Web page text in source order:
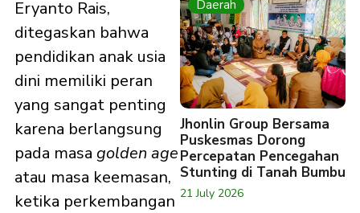
Eryanto Rais,
ditegaskan bahwa
pendidikan anak usia
dini memiliki peran
yang sangat penting
karena berlangsung
pada masa golden age
atau masa keemasan,
ketika perkembangan
Daerah
Jhonlin Group Bersama
Puskesmas Dorong
Percepatan Pencegahan
Stunting di Tanah Bumbu
21 July 2026